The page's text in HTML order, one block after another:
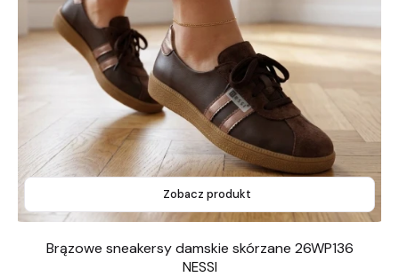
Zobacz produkt
Brązowe sneakersy damskie skórzane 26WP136
NESSI